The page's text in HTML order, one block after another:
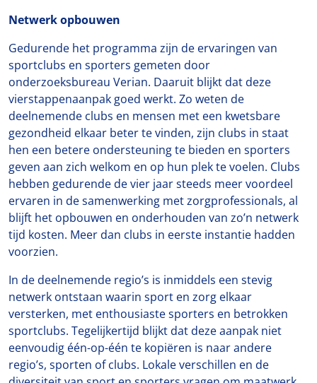
Netwerk opbouwen
Gedurende het programma zijn de ervaringen van
sportclubs en sporters gemeten door
onderzoeksbureau Verian. Daaruit blijkt dat deze
vierstappenaanpak goed werkt. Zo weten de
deelnemende clubs en mensen met een kwetsbare
gezondheid elkaar beter te vinden, zijn clubs in staat
hen een betere ondersteuning te bieden en sporters
geven aan zich welkom en op hun plek te voelen. Clubs
hebben gedurende de vier jaar steeds meer voordeel
ervaren in de samenwerking met zorgprofessionals, al
blijft het opbouwen en onderhouden van zo’n netwerk
tijd kosten. Meer dan clubs in eerste instantie hadden
voorzien.
In de deelnemende regio’s is inmiddels een stevig
netwerk ontstaan waarin sport en zorg elkaar
versterken, met enthousiaste sporters en betrokken
sportclubs. Tegelijkertijd blijkt dat deze aanpak niet
eenvoudig één-op-één te kopiëren is naar andere
regio’s, sporten of clubs. Lokale verschillen en de